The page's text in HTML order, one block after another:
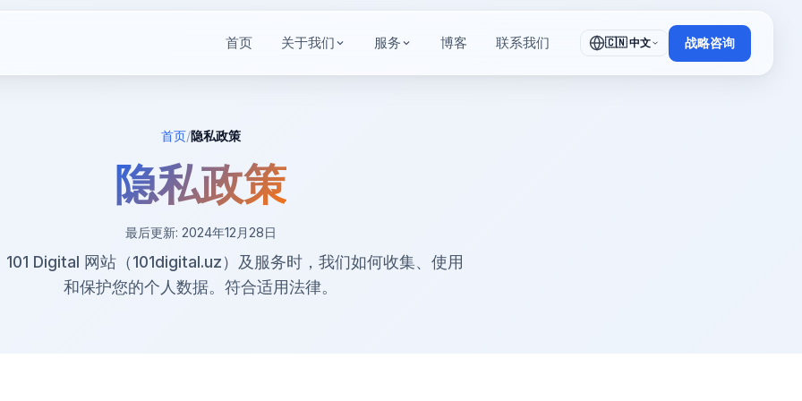
首页 关于我们 服务 博客 联系我们 🇨🇳 中文 战略咨询
首页/隐私政策
隐私政策
最后更新: 2024年12月28日
101 Digital 网站（101digital.uz）及服务时，我们如何收集、使用
和保护您的个人数据。符合适用法律。